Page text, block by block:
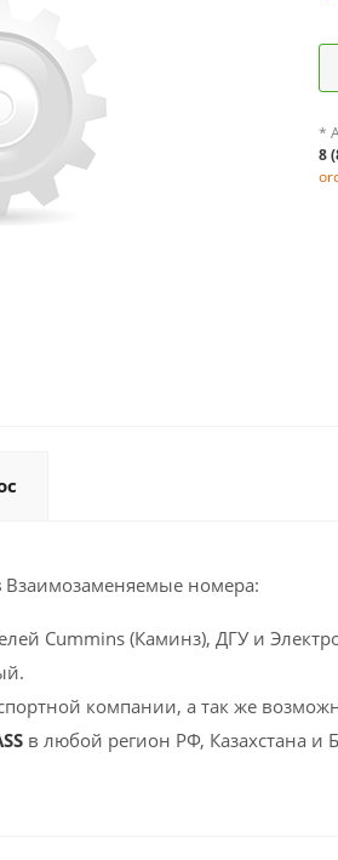
*
8
Взаимозаменяемые номера:
Cummins (Каминз), ДГУ и
компании, а так же
в любой регион РФ, Казахстана и